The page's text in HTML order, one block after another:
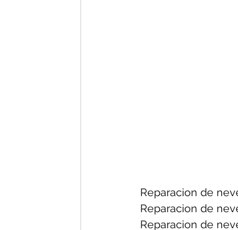
Reparacion de
Reparacion de
Reparacion de